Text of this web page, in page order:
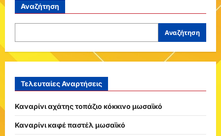
Αναζήτηση
Αναζήτηση
Τελευταίες Αναρτήσεις
Καναρίνι αχάτης τοπάζιο κόκκινο μωσαϊκό
Καναρίνι καφέ παστέλ μωσαϊκό